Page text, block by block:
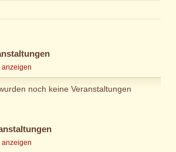
anzeigen
noch keine Veranstaltungen
anzeigen